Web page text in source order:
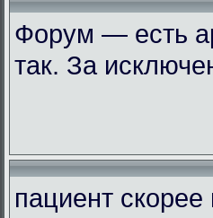
Форум — есть
так. За
пациент